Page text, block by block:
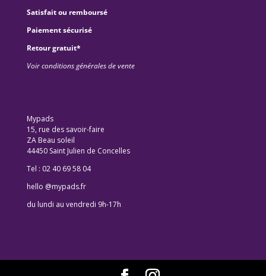
Satisfait ou remboursé
Paiement sécurisé
Retour gratuit*
Voir conditions générales de vente
Mypads
15, rue des savoir-faire
ZA Beau soleil
44450 Saint Julien de Concelles
Tel : 02 40 69 58 04
hello @mypads.fr
du lundi au vendredi 9h-17h